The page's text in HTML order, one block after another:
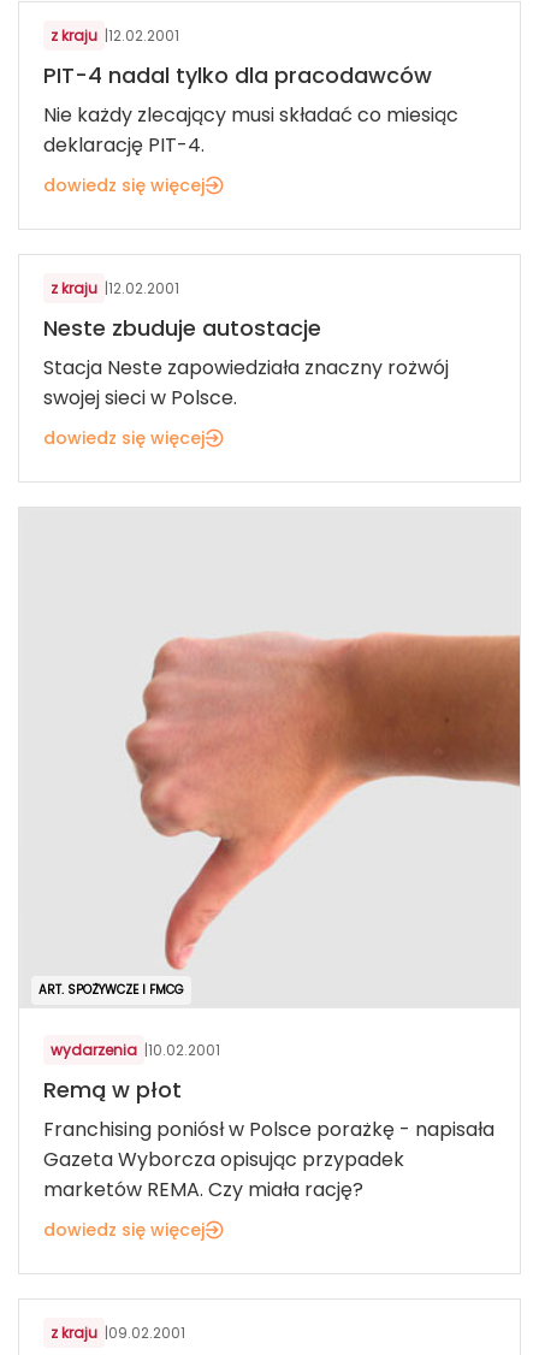
z kraju |12.02.2001
PIT-4 nadal tylko dla pracodawców
Nie każdy zlecający musi składać co miesiąc
deklarację PIT-4.
dowiedz się więcej
z kraju |12.02.2001
Neste zbuduje autostacje
Stacja Neste zapowiedziała znaczny rożwój
swojej sieci w Polsce.
dowiedz się więcej
ART. SPOŻYWCZE I FMCG
wydarzenia |10.02.2001
Remą w płot
Franchising poniósł w Polsce porażkę - napisała
Gazeta Wyborcza opisując przypadek
marketów REMA. Czy miała rację?
dowiedz się więcej
z kraju |09.02.2001